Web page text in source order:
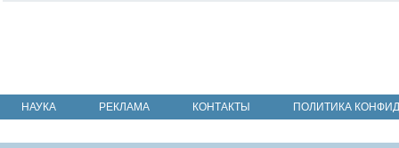
НАУКА РЕКЛАМА КОНТАКТЫ ПОЛИТИКА